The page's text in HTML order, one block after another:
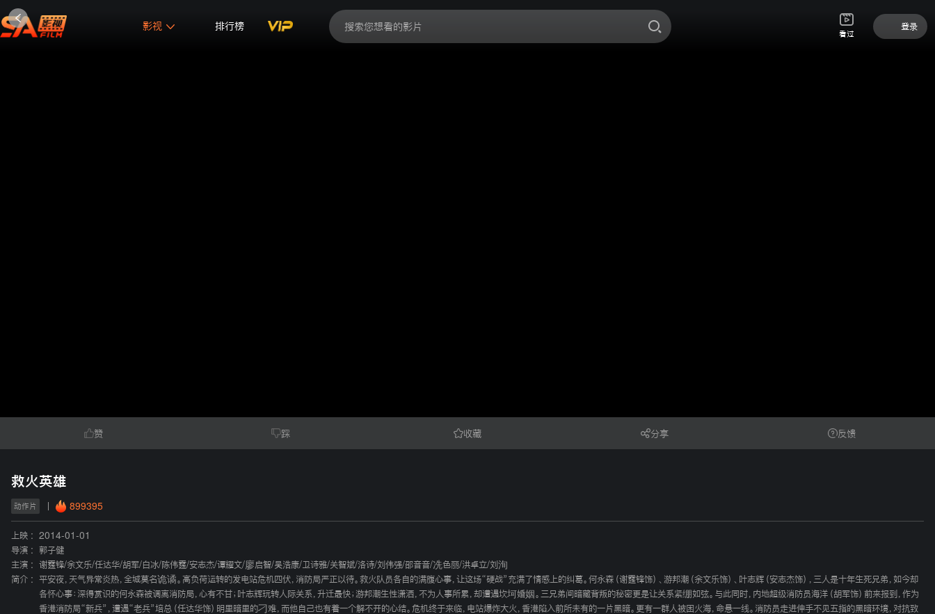
影视 排行榜
看过
登录
赞 踩 收藏 分享 反馈
救火英雄
动作片 899395
上映 :
2014-01-01
导演 :
郭子健
主演 :
谢霆锋/余文乐/任达华/胡军/白冰/陈伟霆/安志杰/谭耀文/ 廖启智/吴浩康/卫诗雅/关智斌/洛诗/刘伟强/邵音音/冼色丽/洪卓立/刘洵
简介 :
平安夜，天气异常炎热，全城莫名诡谲。高负荷运转的发电站危机四伏，消防局严正以待。救火队员各自的满腹心事，让这场“硬战”充满了情感上的纠葛。何永森（谢霆锋饰）、游邦潮（余文乐饰）、叶志辉（安志杰饰），三人是十年生死兄弟，如今却
各怀心事：深得赏识的何永森被调离消防局，心有不甘；叶志辉玩转人际关系，升迁最快；游邦潮生性潇洒，不为人事所累，却遭遇坎坷婚姻。三兄弟间暗藏背叛的秘密更是让关系紧绷如弦。与此同时，内地超级消防员海洋（胡军饰）前来报到，作为
香港消防局“新兵”，遭遇“老兵”培总（任达华饰）明里暗里的刁难，而他自己也有着一个解不开的心结。危机终于来临，电站爆炸大火，香港陷入前所未有的一片黑暗。更有一群人被困火海，命悬一线。消防员走进伸手不见五指的黑暗环境，对抗致